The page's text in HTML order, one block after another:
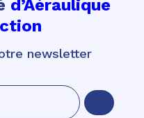
d’Aéraulique
newsletter